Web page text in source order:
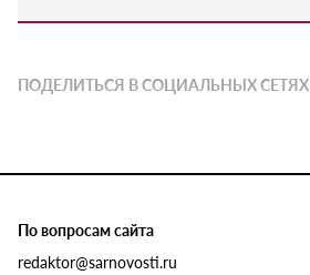
ПОДЕЛИТЬСЯ В СОЦИАЛЬНЫХ СЕТЯХ
По вопросам сайта
redaktor@sarnovosti.ru